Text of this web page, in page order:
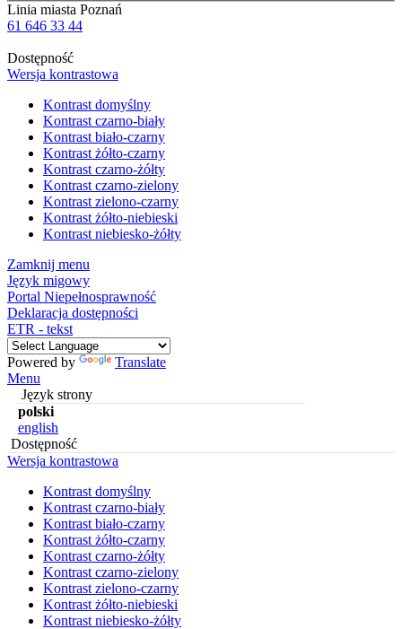
Linia miasta Poznań
61 646 33 44
Dostępność
Wersja kontrastowa
Kontrast domyślny
Kontrast czarno-biały
Kontrast biało-czarny
Kontrast żółto-czarny
Kontrast czarno-żółty
Kontrast czarno-zielony
Kontrast zielono-czarny
Kontrast żółto-niebieski
Kontrast niebiesko-żółty
Zamknij menu
Język migowy
Portal Niepełnosprawność
Deklaracja dostępności
ETR - tekst
Powered by
Translate
Menu
Język strony
polski
english
Dostępność
Wersja kontrastowa
Kontrast domyślny
Kontrast czarno-biały
Kontrast biało-czarny
Kontrast żółto-czarny
Kontrast czarno-żółty
Kontrast czarno-zielony
Kontrast zielono-czarny
Kontrast żółto-niebieski
Kontrast niebiesko-żółty